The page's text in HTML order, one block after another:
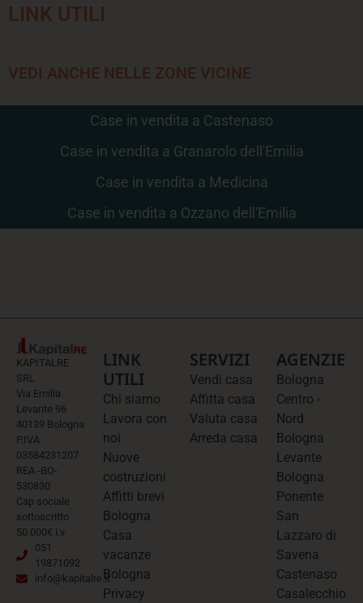
LINK UTILI
VEDI ANCHE NELLE ZONE VICINE
Case in vendita a Castenaso
Case in vendita a Granarolo dell'Emilia
Case in vendita a Medicina
Case in vendita a Ozzano dell'Emilia
KAPITALRE
SRL
Via Emilia
Levante 96
40139 Bologna
P.IVA
03584231207
REA -BO-
530830
Cap sociale
sottoscritto
50.000€ i.v
051
19871092
info@kapitalre.it
LINK
UTILI
Chi siamo
Lavora con
noi
Nuove
costruzioni
Affitti brevi
Bologna
Casa
vacanze
Bologna
Privacy
SERVIZI
Vendi casa
Affitta casa
Valuta casa
Arreda casa
AGENZIE
Bologna
Centro -
Nord
Bologna
Levante
Bologna
Ponente
San
Lazzaro di
Savena
Castenaso
Casalecchio